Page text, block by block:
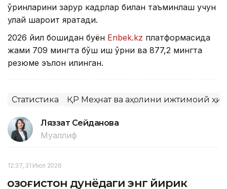
ўринларини зарур кадрлар билан таъминлаш учун
қулай шароит яратади.
2026 йил бошидан буён Enbek.kz платформасида
жами 709 мингта бўш иш ўрни ва 877,2 мингта
резюме эълон қилинган.
Статистика ҚР Меҳнат ва аҳолини ижтимоий
Ляззат Сейданова
Муаллиф
12:37, 31 Июл 2026
Қозоғистон дунёдаги энг йирик